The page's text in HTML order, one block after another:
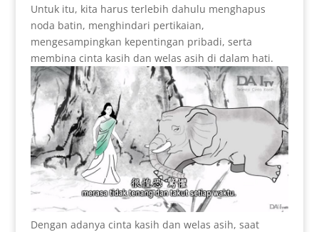
Untuk itu, kita harus terlebih dahulu menghapus
noda batin, menghindari pertikaian,
mengesampingkan kepentingan pribadi, serta
membina cinta kasih dan welas asih di dalam hati.
Dengan adanya cinta kasih dan welas asih, saat